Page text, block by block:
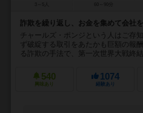
詐欺を繰り返し、お金を集めて会社
チャールズ・ポンジという人はご存
ず破綻する取引をあたかも巨額の報
る詐欺の手法で、第一次世界大戦終
540
興味あり
1074
経験あり